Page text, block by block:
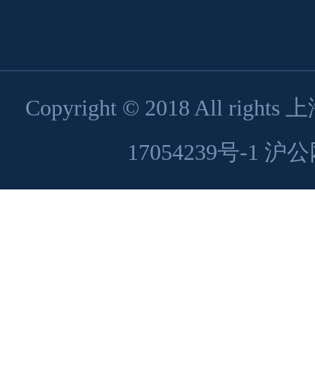
Copyright © 2018 All rights
17054239号-1 沪公